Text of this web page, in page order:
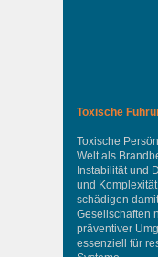
Toxische
Toxische
Welt als
Instabilität und
und
schädigen
Gesellschaften
präventiver
essenziell für